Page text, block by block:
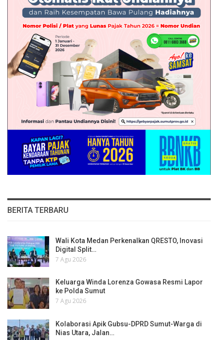
BERITA TERBARU
Wali Kota Medan Perkenalkan QRESTO, Inovasi
Digital Split…
7 Agu 2026
Keluarga Winda Lorenza Gowasa Resmi Lapor
ke Polda Sumut
7 Agu 2026
Kolaborasi Apik Gubsu-DPRD Sumut-Warga di
Nias Utara, Jalan…